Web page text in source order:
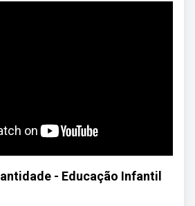
- Educação Infantil